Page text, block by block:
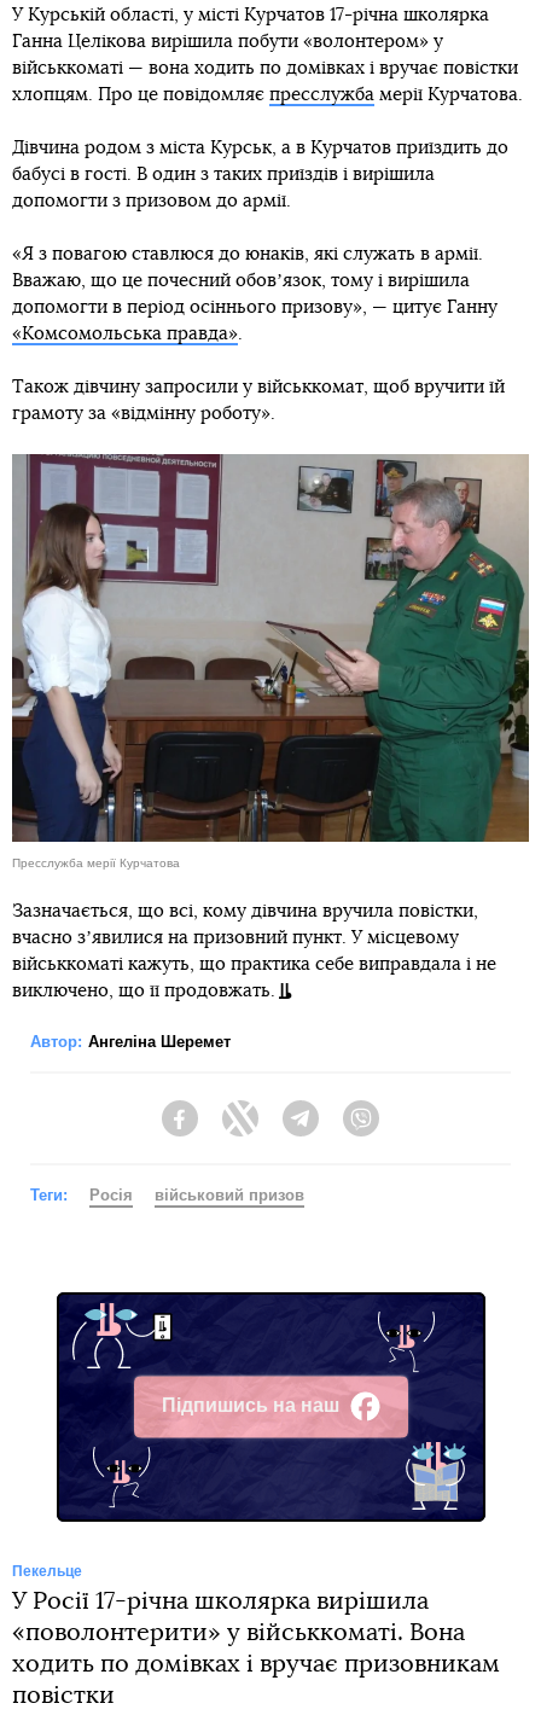
У Курській області, у місті Курчатов 17-річна школярка
Ганна Целікова вирішила побути «волонтером» у
військкоматі — вона ходить по домівках і вручає повістки
хлопцям. Про це повідомляє пресслужба мерії Курчатова.
Дівчина родом з міста Курськ, а в Курчатов приїздить до
бабусі в гості. В один з таких приїздів і вирішила
допомогти з призовом до армії.
«Я з повагою ставлюся до юнаків, які служать в армії.
Вважаю, що це почесний обовʼязок, тому і вирішила
допомогти в період осіннього призову», — цитує Ганну
«Комсомольська правда»
Також дівчину запросили у військкомат, щоб вручити їй
грамоту за «відмінну роботу».
Пресслужба мерії Курчатова
Зазначається, що всі, кому дівчина вручила повістки,
вчасно зʼявилися на призовний пункт. У місцевому
військкоматі кажуть, що практика себе виправдала і не
виключено, що її продовжать.
Автор: Ангеліна Шеремет
FacebookTwitter Telegram
Теги: Росія військовий призов
Підпишись на наш
Facebook
Пекельце
У Росії 17-річна школярка вирішила
«поволонтерити» у військкоматі. Вона
ходить по домівках і вручає призовникам
повістки